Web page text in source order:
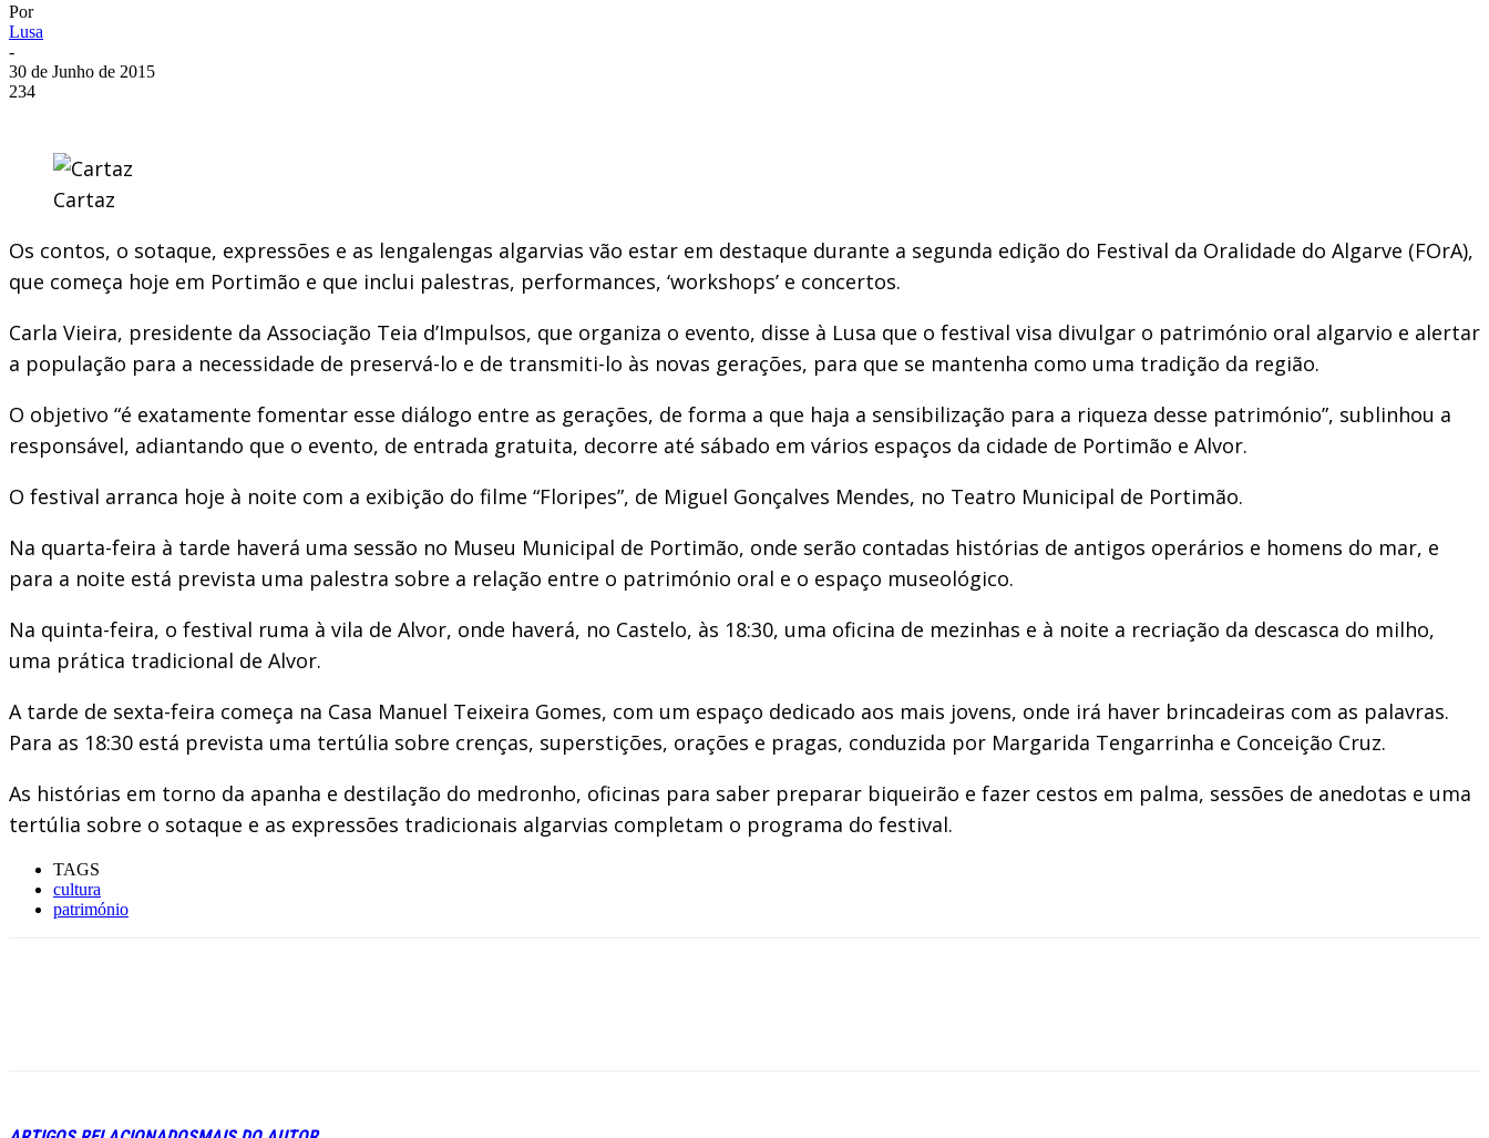
Por
Lusa
-
30 de Junho de 2015
234
Cartaz
Os contos, o sotaque, expressões e as lengalengas algarvias vão estar em destaque durante a segunda edição do Festival da Oralidade do Algarve (FOrA),
que começa hoje em Portimão e que inclui palestras, performances, ‘workshops’ e concertos.
Carla Vieira, presidente da Associação Teia d’Impulsos, que organiza o evento, disse à Lusa que o festival visa divulgar o património oral algarvio e alertar
a população para a necessidade de preservá-lo e de transmiti-lo às novas gerações, para que se mantenha como uma tradição da região.
O objetivo “é exatamente fomentar esse diálogo entre as gerações, de forma a que haja a sensibilização para a riqueza desse património”, sublinhou a
responsável, adiantando que o evento, de entrada gratuita, decorre até sábado em vários espaços da cidade de Portimão e Alvor.
O festival arranca hoje à noite com a exibição do filme “Floripes”, de Miguel Gonçalves Mendes, no Teatro Municipal de Portimão.
Na quarta-feira à tarde haverá uma sessão no Museu Municipal de Portimão, onde serão contadas histórias de antigos operários e homens do mar, e
para a noite está prevista uma palestra sobre a relação entre o património oral e o espaço museológico.
Na quinta-feira, o festival ruma à vila de Alvor, onde haverá, no Castelo, às 18:30, uma oficina de mezinhas e à noite a recriação da descasca do milho,
uma prática tradicional de Alvor.
A tarde de sexta-feira começa na Casa Manuel Teixeira Gomes, com um espaço dedicado aos mais jovens, onde irá haver brincadeiras com as palavras.
Para as 18:30 está prevista uma tertúlia sobre crenças, superstições, orações e pragas, conduzida por Margarida Tengarrinha e Conceição Cruz.
As histórias em torno da apanha e destilação do medronho, oficinas para saber preparar biqueirão e fazer cestos em palma, sessões de anedotas e uma
tertúlia sobre o sotaque e as expressões tradicionais algarvias completam o programa do festival.
TAGS
cultura
património